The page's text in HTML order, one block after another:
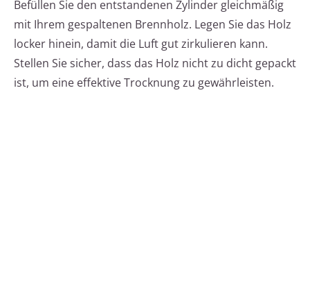
Befüllen Sie den entstandenen Zylinder gleichmäßig
mit Ihrem gespaltenen Brennholz. Legen Sie das Holz
locker hinein, damit die Luft gut zirkulieren kann.
Stellen Sie sicher, dass das Holz nicht zu dicht gepackt
ist, um eine effektive Trocknung zu gewährleisten.